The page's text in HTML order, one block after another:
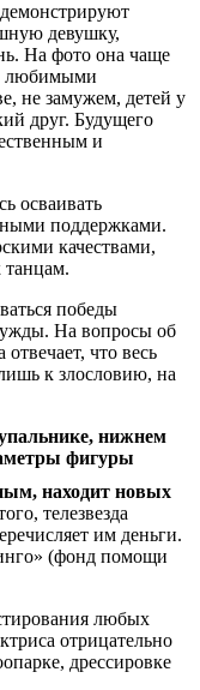
девушку,
На фото она чаще
любимыми
не замужем, детей у
друг. Будущего
и
осваивать
поддержками.
качествами,
танцам.
победы
На вопросы об
что весь
к злословию, на
находит новых
телезвезда
им деньги.
(фонд помощи
любых
отрицательно
дрессировке